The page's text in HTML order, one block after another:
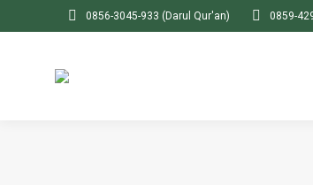
0856-3045-933 (Darul Qur'an) 0859-